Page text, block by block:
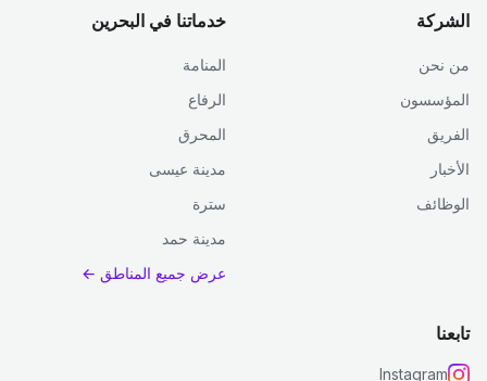
الشركة
من نحن
المؤسسون
الفريق
الأخبار
الوظائف
خدماتنا في البحرين
المنامة
الرفاع
المحرق
مدينة عيسى
سترة
مدينة حمد
عرض جميع المناطق ←
تابعنا
Instagram